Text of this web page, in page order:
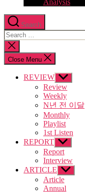
Analysis
Search
Search
for:
Close
search
Close Menu
REVIEW Show
sub
menu
Review
Weekly
N년 전 이달
Monthly
Playlist
1st Listen
REPORT Show
sub
menu
Report
Interview
ARTICLE Show
sub
menu
Article
Annual